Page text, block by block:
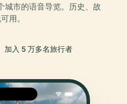
城市的语音导览。历史、故
用。
加入 5 万多名旅行者